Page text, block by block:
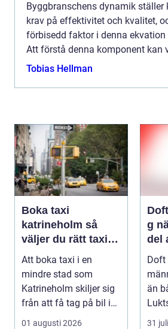
Byggbranschens dynamik ställer
krav på effektivitet och kvalitet,
förbisedd faktor i denna ekvation
Att förstå denna komponent kan
för framg&ar...
Tobias Hellman
Boka taxi
katrineholm så
väljer du rätt taxi
för trygga resor
Att boka taxi i en
mindre stad som
Katrineholm skiljer sig
från att få tag på bil i
en storstad. Utb...
01 augusti 2026
g när doften blir en
del
Doft
än
31